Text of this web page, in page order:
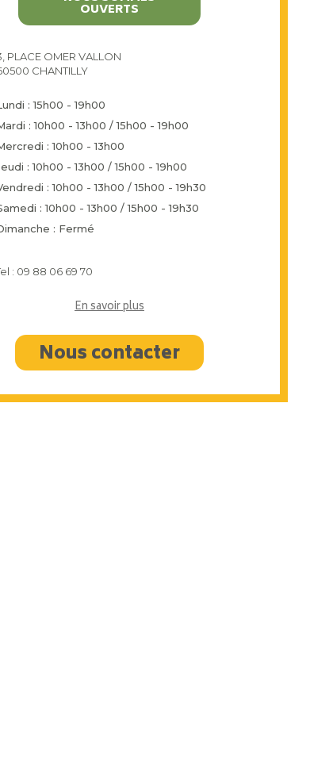
OUVERTS
PLACE OMER VALLON
CHANTILLY
: 15h00 - 19h00
: 10h00 - 13h00 / 15h00 - 19h00
: 10h00 - 13h00
: 10h00 - 13h00 / 15h00 - 19h00
: 10h00 - 13h00 / 15h00 - 19h30
: 10h00 - 13h00 / 15h00 - 19h30
: Fermé
: 09 88 06 69 70
En savoir plus
Nous contacter